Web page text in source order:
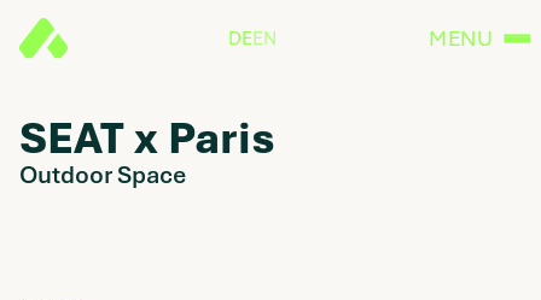
DEEN MENU
SEAT x Paris
Outdoor Space